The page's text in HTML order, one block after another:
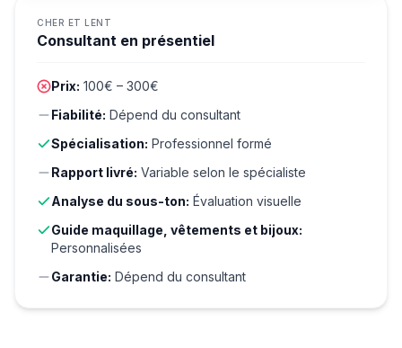
CHER ET LENT
Consultant en présentiel
Prix: 100€ – 300€
Fiabilité: Dépend du consultant
Spécialisation: Professionnel formé
Rapport livré: Variable selon le spécialiste
Analyse du sous-ton: Évaluation visuelle
Guide maquillage, vêtements et bijoux:
Personnalisées
Garantie: Dépend du consultant